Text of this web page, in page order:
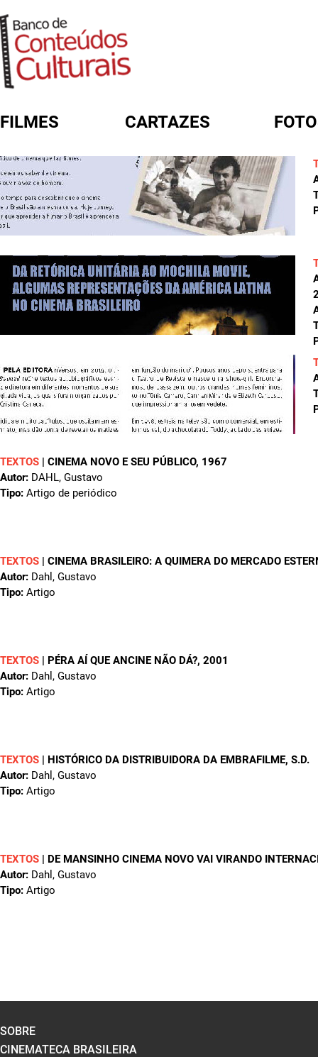
FILMES CARTAZES
TEXTOS | CINEMA NOVO E SEU PÚBLICO, 1967
Autor: DAHL, Gustavo
Tipo: Artigo de periódico
TEXTOS | CINEMA BRASILEIRO: A QUIMERA DO MERCADO
Autor: Dahl, Gustavo
Tipo: Artigo
TEXTOS | PÉRA AÍ QUE ANCINE NÃO DÁ?, 2001
Autor: Dahl, Gustavo
Tipo: Artigo
TEXTOS | HISTÓRICO DA DISTRIBUIDORA DA EMBRAFILME, S.D.
Autor: Dahl, Gustavo
Tipo: Artigo
TEXTOS | DE MANSINHO CINEMA NOVO VAI VIRANDO
Autor: Dahl, Gustavo
Tipo: Artigo
FORMULÁRIO DE BUSCA
SOBRE
CINEMATECA BRASILEIRA